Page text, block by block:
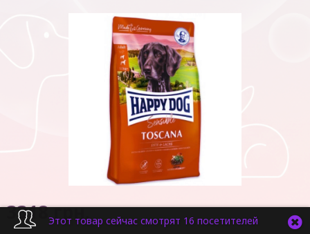
3318грн.
Этот товар сейчас смотрят 16 посетителей